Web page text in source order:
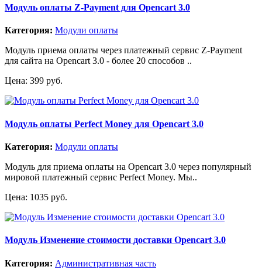
Модуль оплаты Z-Payment для Opencart 3.0
Категория: Модули оплаты
Модуль приема оплаты через платежный сервис Z-Payment
для сайта на Opencart 3.0 - более 20 способов ..
Цена: 399 руб.
Модуль оплаты Perfect Money для Opencart 3.0
Категория: Модули оплаты
Модуль для приема оплаты на Opencart 3.0 через популярный
мировой платежный сервис Perfect Money. Мы..
Цена: 1035 руб.
Модуль Изменение стоимости доставки Opencart 3.0
Категория: Административная часть